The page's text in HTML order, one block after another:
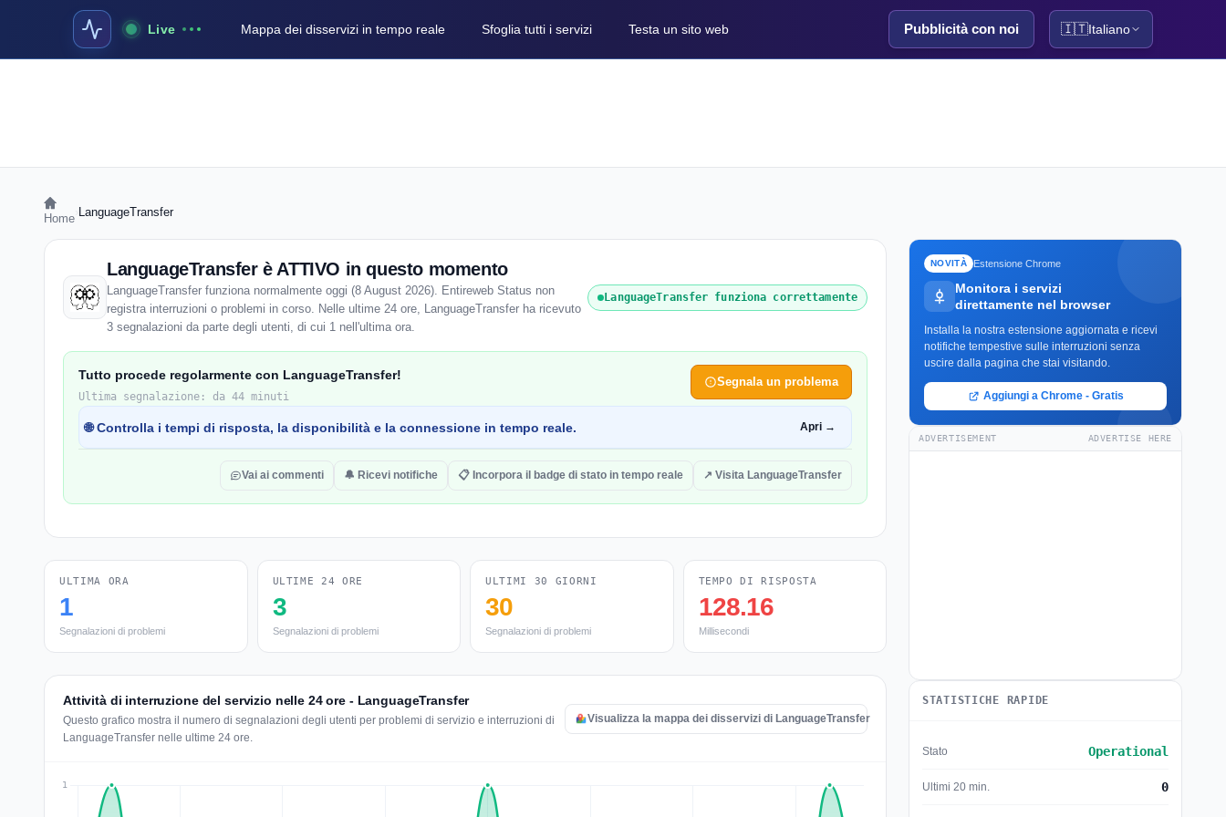
Live Mappa dei disservizi in tempo reale Sfoglia tutti i servizi Testa un sito web Pubblicità con noi 🇮🇹Italiano
Home LanguageTransfer
LanguageTransfer è ATTIVO in questo momento
LanguageTransfer funziona normalmente oggi (8 August 2026). Entireweb Status non
registra interruzioni o problemi in corso. Nelle ultime 24 ore, LanguageTransfer ha ricevuto
3 segnalazioni da parte degli utenti, di cui 1 nell'ultima ora.
LanguageTransfer funziona correttamente
Tutto procede regolarmente con LanguageTransfer!
Ultima segnalazione: da 44 minuti
Segnala un problema
🌐 Controlla i tempi di risposta, la disponibilità e la connessione in tempo reale. Apri →
Vai ai commenti 🔔 Ricevi notifiche 📋 Incorpora il badge di stato in tempo reale ↗ Visita LanguageTransfer
ULTIMA ORA
1
Segnalazioni di problemi
ULTIME 24 ORE
3
Segnalazioni di problemi
ULTIMI 30 GIORNI
30
Segnalazioni di problemi
TEMPO DI RISPOSTA
128.16
Millisecondi
Attività di interruzione del servizio nelle 24 ore - LanguageTransfer
Questo grafico mostra il numero di segnalazioni degli utenti per problemi di servizio e interruzioni di
LanguageTransfer nelle ultime 24 ore.
Visualizza la mappa dei disservizi di LanguageTransfer
NOVITÀ Estensione Chrome
Monitora i servizi
direttamente nel browser
Installa la nostra estensione aggiornata e ricevi
notifiche tempestive sulle interruzioni senza
uscire dalla pagina che stai visitando.
Aggiungi a Chrome - Gratis
ADVERTISEMENT ADVERTISE HERE
STATISTICHE RAPIDE
Stato Operational
Ultimi 20 min. 0